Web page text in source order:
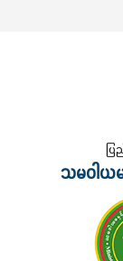
ပြ
သမဝါယ